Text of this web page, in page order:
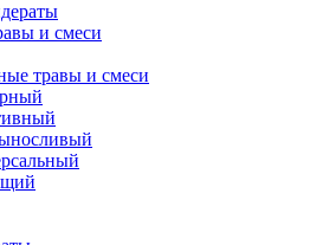
и смеси
травы и смеси